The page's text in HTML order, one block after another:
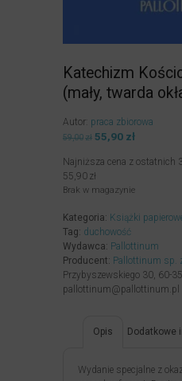
Katechizm
(mały, twarda
Autor: praca zbiorowa
59,00zł Pierwotna
wynosiła:
59,00zł.
55,90 złAktualna
wynosi:
Najniższa cena z ostatnich
55,90 zł
Brak w magazynie
Kategoria: Książki
Tag: duchowość
Wydawca: Pallottinum
Producent: Pallottinum sp.
Przybyszewskiego 30, 60-
pallottinum@pallottinum.pl
Opis Dodatkowe
Wydanie specjalne z